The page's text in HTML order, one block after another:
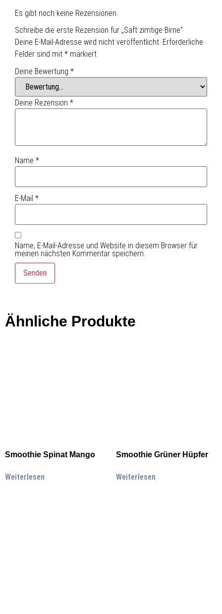
Es gibt noch keine Rezensionen.
Schreibe die erste Rezension für „Saft zimtige Birne“
Deine E-Mail-Adresse wird nicht veröffentlicht. Erforderliche
Felder sind mit * markiert
Deine Bewertung *
Deine Rezension *
Name *
E-Mail *
Name, E-Mail-Adresse und Website in diesem Browser für
meinen nächsten Kommentar speichern.
Ähnliche Produkte
Smoothie Spinat Mango
Weiterlesen
Smoothie Grüner Hüpfer
Weiterlesen